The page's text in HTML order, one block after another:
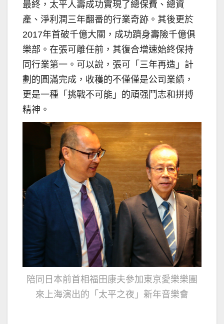
最終，太平人壽成功實現了總保費、總資
產、淨利潤三年翻番的行業奇跡。其後更於
2017年首破千億大關，成功躋身壽險千億俱
樂部。在張可離任前，其復合增速始終保持
同行業第一。可以說，張可「三年再造」計
劃的圓滿完成，收穫的不僅僅是公司業績，
更是一種「挑戰不可能」的頑强鬥志和拼搏
精神。
陪同日本前首相福田康夫參加東京愛樂樂團
來上海演出的「 太平之夜 」新年音樂會